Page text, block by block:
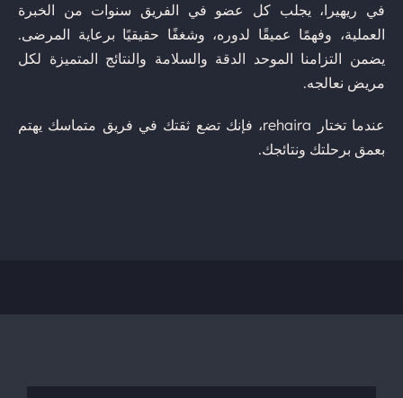
في ريهيرا، يجلب كل عضو في الفريق سنوات من الخبرة
العملية، وفهمًا عميقًا لدوره، وشغفًا حقيقيًا برعاية المرضى.
يضمن التزامنا الموحد الدقة والسلامة والنتائج المتميزة لكل
مريض نعالجه.
عندما تختار rehaira، فإنك تضع ثقتك في فريق متماسك يهتم
بعمق برحلتك ونتائجك.